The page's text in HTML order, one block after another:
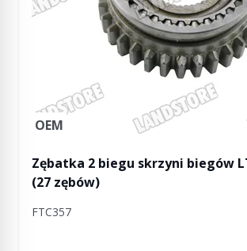
OEM
Zębatka 2 biegu skrzyni biegów
(27 zębów)
FTC357